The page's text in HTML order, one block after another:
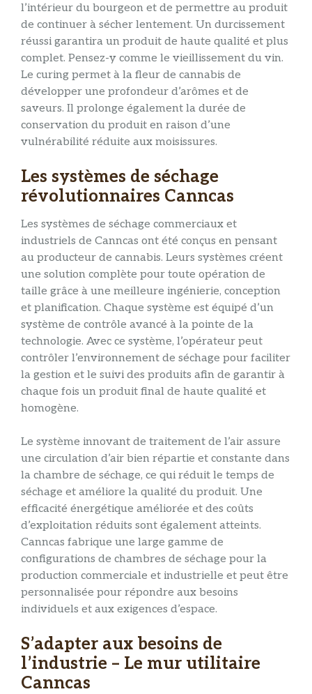
l’intérieur du bourgeon et de permettre au produit
de continuer à sécher lentement. Un durcissement
réussi garantira un produit de haute qualité et plus
complet. Pensez-y comme le vieillissement du vin.
Le curing permet à la fleur de cannabis de
développer une profondeur d’arômes et de
saveurs. Il prolonge également la durée de
conservation du produit en raison d’une
vulnérabilité réduite aux moisissures.
Les systèmes de séchage
révolutionnaires Canncas
Les systèmes de séchage commerciaux et
industriels de Canncas ont été conçus en pensant
au producteur de cannabis. Leurs systèmes créent
une solution complète pour toute opération de
taille grâce à une meilleure ingénierie, conception
et planification. Chaque système est équipé d’un
système de contrôle avancé à la pointe de la
technologie. Avec ce système, l’opérateur peut
contrôler l’environnement de séchage pour faciliter
la gestion et le suivi des produits afin de garantir à
chaque fois un produit final de haute qualité et
homogène.
Le système innovant de traitement de l’air assure
une circulation d’air bien répartie et constante dans
la chambre de séchage, ce qui réduit le temps de
séchage et améliore la qualité du produit. Une
efficacité énergétique améliorée et des coûts
d’exploitation réduits sont également atteints.
Canncas fabrique une large gamme de
configurations de chambres de séchage pour la
production commerciale et industrielle et peut être
personnalisée pour répondre aux besoins
individuels et aux exigences d’espace.
S’adapter aux besoins de
l’industrie – Le mur utilitaire
Canncas